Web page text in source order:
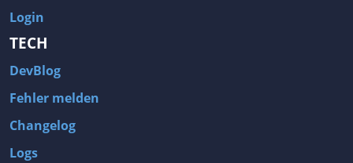
Login
TECH
DevBlog
Fehler melden
Changelog
Logs